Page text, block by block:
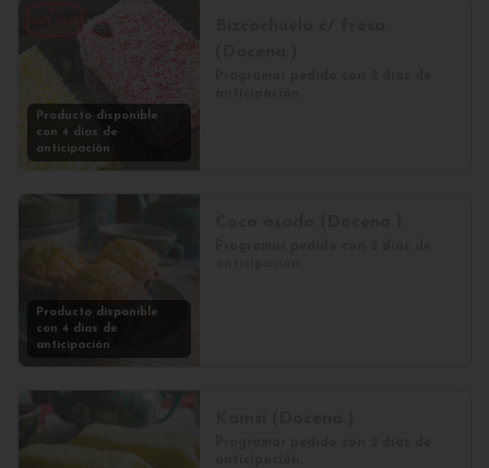
Producto disponible
con 4 días de
anticipación
Producto disponible
con 4 días de
anticipación